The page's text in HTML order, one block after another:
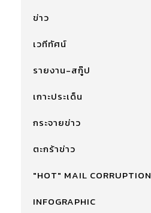
ข่าว
เวทีทัศน์
รายงาน-สกู๊ป
เกาะประเด็น
กระจายข่าว
ตะกร้าข่าว
"HOT" MAIL CORRUPTION
INFOGRAPHIC